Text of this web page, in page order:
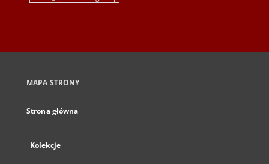
MAPA STRONY
Strona główna
Kolekcje